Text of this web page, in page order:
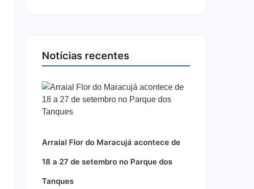
Notícias recentes
Arraial Flor do Maracujá acontece de
18 a 27 de setembro no Parque dos
Tanques